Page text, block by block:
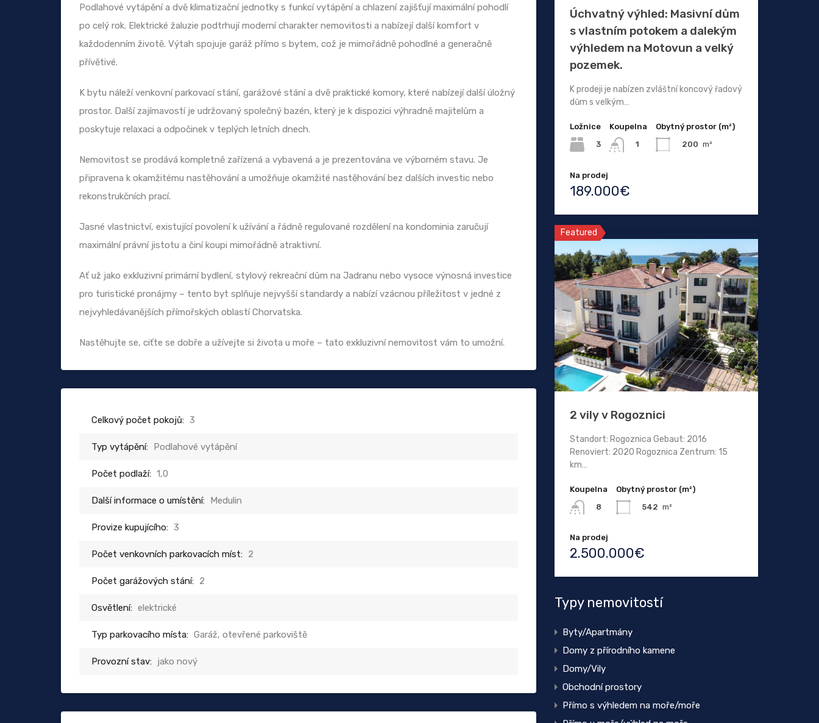
Podlahové vytápění a dvě klimatizační jednotky s funkcí vytápění a chlazení zajišťují maximální pohodlí
po celý rok. Elektrické žaluzie podtrhují moderní charakter nemovitosti a nabízejí další komfort v
každodenním životě. Výtah spojuje garáž přímo s bytem, což je mimořádně pohodlné a generačně
přívětivé.
K bytu náleží venkovní parkovací stání, garážové stání a dvě praktické komory, které nabízejí další úložný
prostor. Další zajímavostí je udržovaný společný bazén, který je k dispozici výhradně majitelům a
poskytuje relaxaci a odpočinek v teplých letních dnech.
Nemovitost se prodává kompletně zařízená a vybavená a je prezentována ve výborném stavu. Je
připravena k okamžitému nastěhování a umožňuje okamžité nastěhování bez dalších investic nebo
rekonstrukčních prací.
Jasné vlastnictví, existující povolení k užívání a řádně regulované rozdělení na kondominia zaručují
maximální právní jistotu a činí koupi mimořádně atraktivní.
Ať už jako exkluzivní primární bydlení, stylový rekreační dům na Jadranu nebo vysoce výnosná investice
pro turistické pronájmy – tento byt splňuje nejvyšší standardy a nabízí vzácnou příležitost v jedné z
nejvyhledávanějších přímořských oblastí Chorvatska.
Nastěhujte se, ciťte se dobře a užívejte si života u moře – tato exkluzivní nemovitost vám to umožní.
Celkový počet pokojů: 3
Typ vytápění: Podlahové vytápění
Počet podlaží: 1,0
Další informace o umístění: Medulin
Provize kupujícího: 3
Počet venkovních parkovacích míst: 2
Počet garážových stání: 2
Osvětlení: elektrické
Typ parkovacího místa: Garáž, otevřené parkoviště
Provozní stav: jako nový
Úchvatný výhled: Masivní dům
s vlastním potokem a dalekým
výhledem na Motovun a velký
pozemek.
K prodeji je nabízen zvláštní koncový řadový
dům s velkým…
Ložnice
3
Koupelna
1
Obytný prostor (m²)
200 m²
Na prodej
189.000€
Featured
2 vily v Rogoznici
Standort: Rogoznica Gebaut: 2016
Renoviert: 2020 Rogoznica Zentrum: 15
km…
Koupelna
8
Obytný prostor (m²)
542 m²
Na prodej
2.500.000€
Typy nemovitostí
Byty/Apartmány
Domy z přírodního kamene
Domy/Vily
Obchodní prostory
Přímo s výhledem na moře/moře